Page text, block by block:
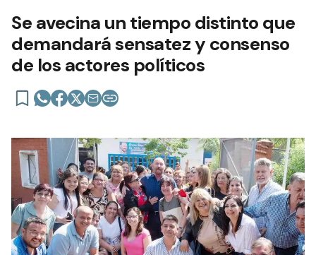
Se avecina un tiempo distinto que
demandará sensatez y consenso
de los actores políticos